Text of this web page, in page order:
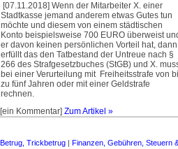
[07.11.2018] Wenn der Mitarbeiter X. einer
Stadtkasse jemand anderem etwas Gutes tun
möchte und diesem von einem städtischen
Konto beispielsweise 700 EURO überweist
er davon keinen persönlichen Vorteil hat, dann
erfüllt das den Tatbestand der Untreue nach §
266 des Strafgesetzbuches (StGB) und X.
bei einer Verurteilung mit Freiheitsstrafe von
zu fünf Jahren oder mit einer Geldstrafe
rechnen.
[ein Kommentar] Zum Artikel »
Betrug, Trickbetrug | Finanzen, Gebühren, Steuern